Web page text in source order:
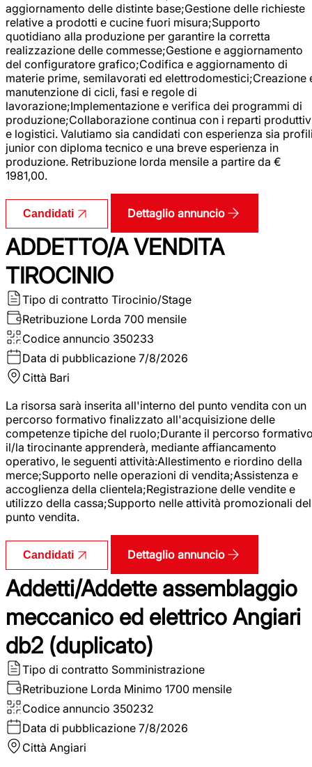
aggiornamento delle distinte base;Gestione delle richieste
relative a prodotti e cucine fuori misura;Supporto
quotidiano alla produzione per garantire la corretta
realizzazione delle commesse;Gestione e aggiornamento
del configuratore grafico;Codifica e aggiornamento di
materie prime, semilavorati ed elettrodomestici;Creazione
manutenzione di cicli, fasi e regole di
lavorazione;Implementazione e verifica dei programmi di
produzione;Collaborazione continua con i reparti
e logistici. Valutiamo sia candidati con esperienza sia
junior con diploma tecnico e una breve esperienza in
produzione. Retribuzione lorda mensile a partire da €
1981,00.
Candidati Dettaglio annuncio
ADDETTO/A VENDITA
TIROCINIO
Tipo di contratto Tirocinio/Stage
Retribuzione Lorda 700 mensile
Codice annuncio 350233
Data di pubblicazione 7/8/2026
Città Bari
La risorsa sarà inserita all'interno del punto vendita con un
percorso formativo finalizzato all'acquisizione delle
competenze tipiche del ruolo;Durante il percorso
il/la tirocinante apprenderà, mediante affiancamento
operativo, le seguenti attività:Allestimento e riordino della
merce;Supporto nelle operazioni di vendita;Assistenza e
accoglienza della clientela;Registrazione delle vendite e
utilizzo della cassa;Supporto nelle attività promozionali del
punto vendita.
Candidati Dettaglio annuncio
Addetti/Addette assemblaggio
meccanico ed elettrico Angiari
db2 (duplicato)
Tipo di contratto Somministrazione
Retribuzione Lorda Minimo 1700 mensile
Codice annuncio 350232
Data di pubblicazione 7/8/2026
Città Angiari